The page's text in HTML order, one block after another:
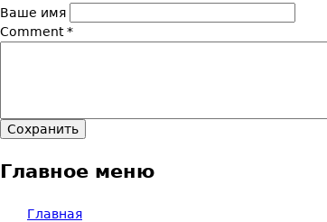
Ваше имя
Comment*
Главное меню
Главная